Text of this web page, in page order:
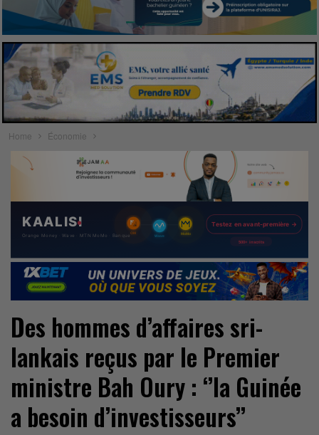
Home Économie
Des hommes d’affaires sri-
lankais reçus par le Premier
ministre Bah Oury : ‘’la Guinée
a besoin d’investisseurs’’